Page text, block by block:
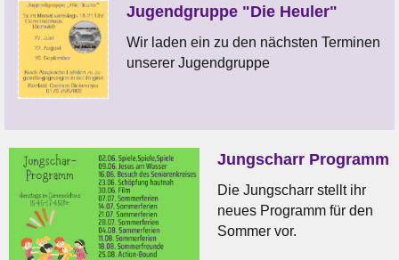
Jugendgruppe "Die Heuler"
Wir laden ein zu den nächsten Terminen
unserer Jugendgruppe
Jungscharr Programm
Die Jungscharr stellt ihr
neues Programm für den
Sommer vor.